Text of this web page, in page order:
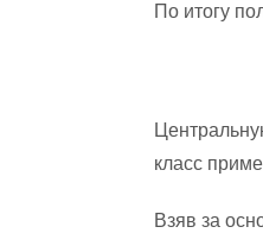
По итогу
класс
Взяв за